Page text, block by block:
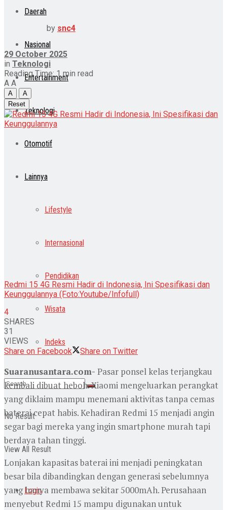
Daerah
Nasional
Entertainment
Teknologi
Otomotif
Lainnya
Lifestyle
Internasional
Pendidikan
Wisata
Indeks
No Result
View All Result
Login
by snc4
29 October 2025
in Teknologi
Reading Time: 1 min read
A A
A
A
Reset
Redmi 15 4G Resmi Hadir di Indonesia, Ini Spesifikasi dan
Keunggulannya (Foto:Youtube/Infofull)
4
SHARES
31
VIEWS
Share on Facebook
Share on Twitter
Suaranusantara.com- Pasar ponsel kelas terjangkau
kembali dibuat heboh. Xiaomi mengeluarkan perangkat
yang diklaim mampu menemani aktivitas tanpa cemas
baterai cepat habis. Kehadiran Redmi 15 menjadi angin
segar bagi mereka yang ingin smartphone murah tapi
berdaya tahan tinggi.
Lonjakan kapasitas baterai ini menjadi peningkatan
besar bila dibandingkan dengan generasi sebelumnya
yang hanya membawa sekitar 5000mAh. Perusahaan
menyebut Redmi 15 mampu digunakan untuk